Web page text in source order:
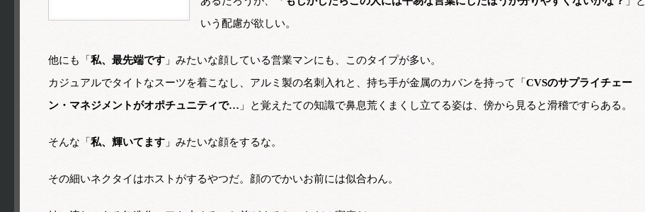
いう配慮が欲しい。
他にも「 私、最先端です 」みたいな顔している営業マンにも、このタイプが多い。
カジュアルでタイトなスーツを着こなし、アルミ製の名刺入れと、持ち手が金属のカバンを持って「 CVSのサプライチェー
ン・マネジメントがオポチュニティで… 」と覚えたての知識で鼻息荒くまくし立てる姿は、傍から見ると滑稽ですらある。
そんな「 私、輝いてます 」みたいな顔をするな。
その細いネクタイはホストがするやつだ。顔のでかいお前には似合わん。